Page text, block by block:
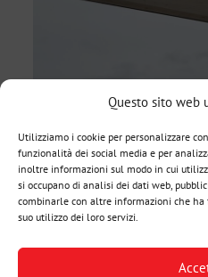
Questo sito web
Utilizziamo i cookie per personalizzare
funzionalità dei social media e per
inoltre informazioni sul modo in cui
si occupano di analisi dei dati web,
combinarle con altre informazioni che
suo utilizzo dei loro servizi.